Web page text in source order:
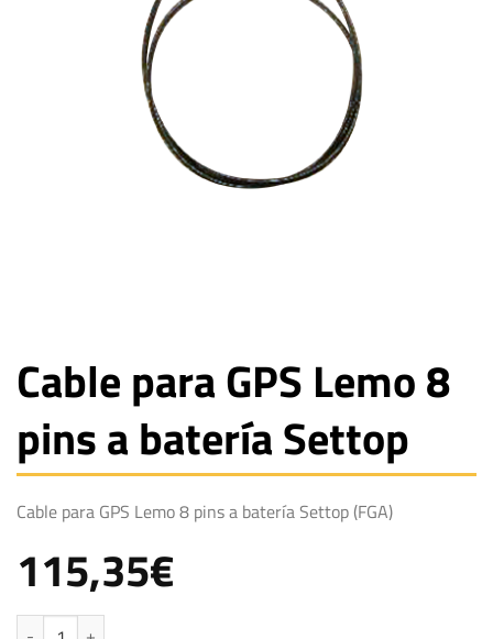
Cable para GPS Lemo 8
pins a batería Settop
Cable para GPS Lemo 8 pins a batería Settop (FGA)
115,35€
Cable para GPS Lemo 8 pins a batería Settop cantidad